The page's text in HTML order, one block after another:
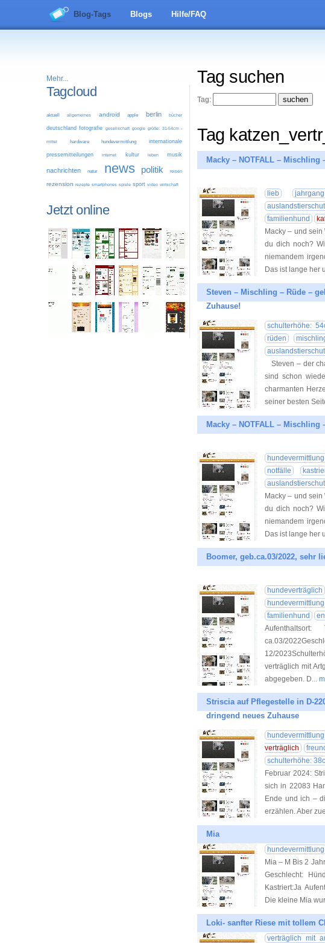
Blog-Tags Blogs Hilfe/FAQ
Mehr...
Tagcloud
aktuell allgemeines android apple berlin bücher
deutschland fotografie gesellschaft google größe: 31-54cm -
mittel hardware hundevermittlung internationale
pressemitteilungen internet kultur leben musik
nachrichten natur news politik reisen
rezension rezepte smartphones spiele sport video wirtschaft
Jetzt online
Tag suchen
Tag:
Tag
Macky – NOTFALL – Mischling
lieb
familienhund
Macky – und
du dich noch?
niemandem
Das ist lange her
Steven – Mischling – Rüde –
Zuhause!
schulterhöhe:
rüden
Steven – der
sind schon
charmanten
seiner besten
Macky – NOTFALL – Mischling
hundevermittlung
notfälle
Macky – und
du dich noch?
niemandem
Das ist lange her
Boomer, geb.ca.03/2022, sehr
hundeverträglich
hundevermittlung
familienhund
Aufenthaltsort:
ca.03/
12/
verträglich mit
abgegeben. D...
Striscia auf Pflegestelle in D-
dringend neues Zuhause
hundevermittlung
verträglich
schulterhöhe:
Februar 2024:
sich in 22083
Ende und ich –
erzählen. Aber
Mia
hundevermittlung
Mia – M Bis 2
Geschlecht:
Kastriert:Ja
Die kleine Mia
Loki- sanfter Riese mit tollem
verträglich mit